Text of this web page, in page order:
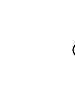
Nombre de